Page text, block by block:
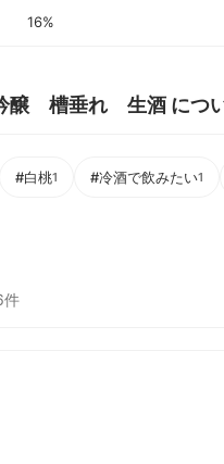
16%
醸 槽垂れ 生酒 につ
#白桃1 #冷酒で飲みたい1
件